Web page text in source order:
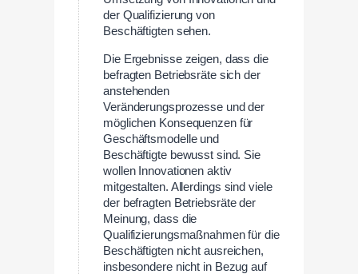
der Qualifizierung von
Beschäftigten sehen.
Die Ergebnisse zeigen, dass die
befragten Betriebsräte sich der
anstehenden
Veränderungsprozesse und der
möglichen Konsequenzen für
Geschäftsmodelle und
Beschäftigte bewusst sind. Sie
wollen Innovationen aktiv
mitgestalten. Allerdings sind viele
der befragten Betriebsräte der
Meinung, dass die
Qualifizierungsmaßnahmen für die
Beschäftigten nicht ausreichen,
insbesondere nicht in Bezug auf